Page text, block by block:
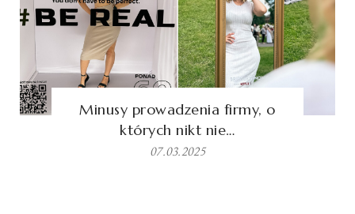
Minusy prowadzenia firmy, o
których nikt nie…
07.03.2025